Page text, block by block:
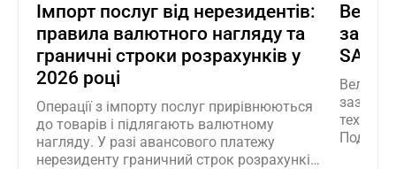
Імпорт послуг від нерезидентів:
правила валютного нагляду та
граничні строки розрахунків у
2026 році
Операції з імпорту послуг прирівнюються
до товарів і підлягають валютному
нагляду. У разі авансового платежу
нерезиденту граничний строк розрахунків
SAF-T
Великі
Подати